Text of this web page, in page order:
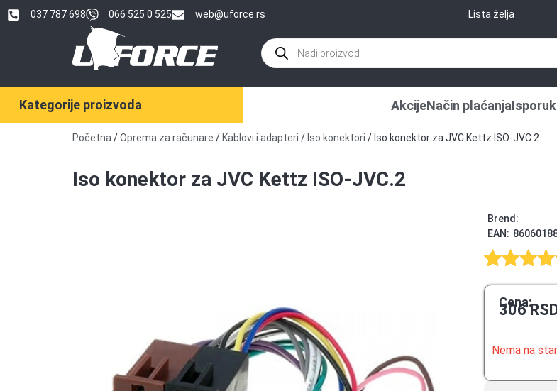
037 787 698 066 525 0 525 web@uforce.rs Lista želja
Kategorije proizvoda AkcijeNačin plaćanja
Početna /Oprema za računare / Kablovi i adapteri / Iso konektori / Iso konektor za JVC Kettz ISO-JVC.2
Iso konektor za JVC Kettz ISO-JVC.2
Brend:
EAN:
Ocenjeno
5.00od 5
na
1
Cena:
306
Nema na